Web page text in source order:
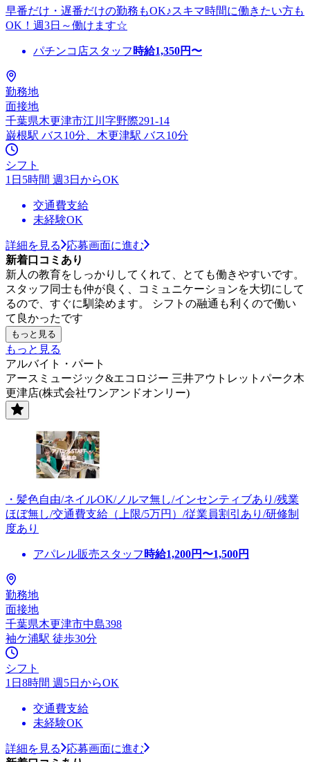
早番だけ・遅番だけの勤務もOK♪スキマ時間に働きたい方も
OK！週3日～働けます☆
パチンコ店スタッフ 時給1,350円〜
勤務地
面接地
千葉県木更津市江川字野際291-14
巌根駅 バス10分、木更津駅 バス10分
シフト
1日5時間 週3日からOK
交通費支給
未経験OK
詳細を見る
応募画面に進む
新着口コミあり
新人の教育をしっかりしてくれて、とても働きやすいです。
スタッフ同士も仲が良く、コミュニケーションを大切にして
るので、すぐに馴染めます。 シフトの融通も利くので働い
て良かったです
もっと見る
もっと見る
アルバイト・パート
アースミュージック&エコロジー 三井アウトレットパーク木
更津店(株式会社ワンアンドオンリー)
・髪色自由/ネイルOK/ノルマ無し/インセンティブあり/残業
ほぼ無し/交通費支給（上限/5万円）/従業員割引あり/研修制
度あり
アパレル販売スタッフ 時給1,200円〜1,500円
勤務地
面接地
千葉県木更津市中島398
袖ケ浦駅 徒歩30分
シフト
1日8時間 週5日からOK
交通費支給
未経験OK
詳細を見る
応募画面に進む